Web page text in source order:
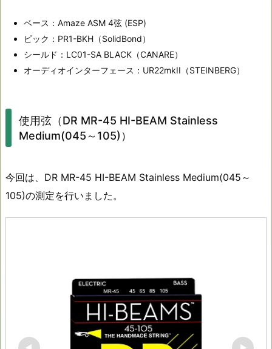
ベース：Amaze ASM 4弦 (ESP)
ピック：PR1-BKH（SolidBond）
シールド：LC01-SA BLACK（CANARE）
オーディオインターフェース：UR22mkII（STEINBERG）
使用弦（DR MR-45 HI-BEAM Stainless
Medium(045～105)）
今回は、DR MR-45 HI-BEAM Stainless Medium(045～
105)の測定を行いました。